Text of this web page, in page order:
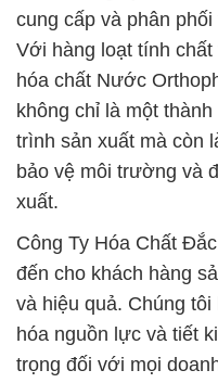
cung cấp và phân
Với hàng loạt tính
hóa chất Nước
không chỉ là một
trình sản xuất mà còn
bảo vệ môi trường và
xuất.
Công Ty Hóa Chất
đến cho khách hàng
và hiệu quả. Chúng
hóa nguồn lực và tiết
trọng đối với mọi